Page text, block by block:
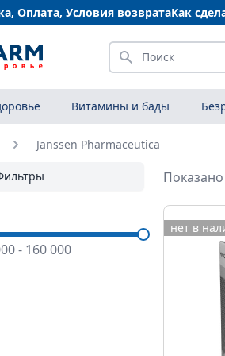
Оплата, Условия возвратаКак
Искать
Витамины и бады
Janssen Pharmaceutica
- 160 000
нет в